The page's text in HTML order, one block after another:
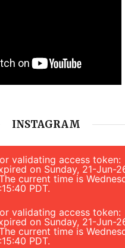
INSTAGRAM
validating access token:
on Sunday, 21-Jun-
current time is
PDT.
validating access token:
on Sunday, 21-Jun-
current time is
PDT.